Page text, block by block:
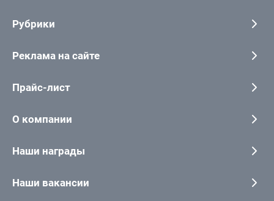
Рубрики
Реклама на сайте
Прайс-лист
О компании
Наши награды
Наши вакансии